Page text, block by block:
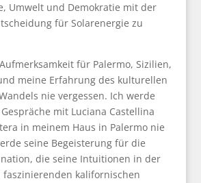
Umwelt und Demokratie mit der
für Solarenergie zu
für Palermo, Sizilien,
meine Erfahrung des kulturellen
nie vergessen. Ich werde
mit Luciana Castellina
in meinem Haus in Palermo nie
seine Begeisterung für die
die seine Intuitionen in der
kalifornischen